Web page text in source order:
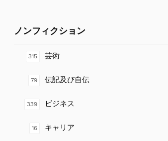
ノンフィクション
315 芸術
79 伝記及び自伝
339 ビジネス
16 キャリア